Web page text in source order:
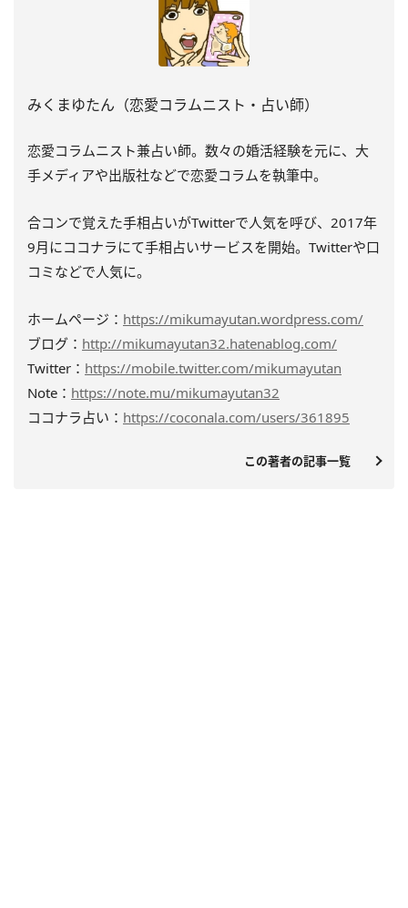
みくまゆたん（恋愛コラムニスト・占い師）
恋愛コラムニスト兼占い師。数々の婚活経験を元に、大
手メディアや出版社などで恋愛コラムを執筆中。
合コンで覚えた手相占いがTwitterで人気を呼び、2017年
9月にココナラにて手相占いサービスを開始。Twitterや口
コミなどで人気に。
ホームページ： https://mikumayutan.wordpress.com/
ブログ： http://mikumayutan32.hatenablog.com/
Twitter： https://mobile.twitter.com/mikumayutan
Note： https://note.mu/mikumayutan32
ココナラ占い： https://coconala.com/users/361895
この著者の記事一覧